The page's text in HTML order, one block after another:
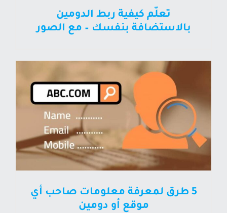
تعلّم كيفية ربط الدومين
بالاستضافة بنفسك – مع الصور
5 طرق لمعرفة معلومات صاحب أي
موقع أو دومين